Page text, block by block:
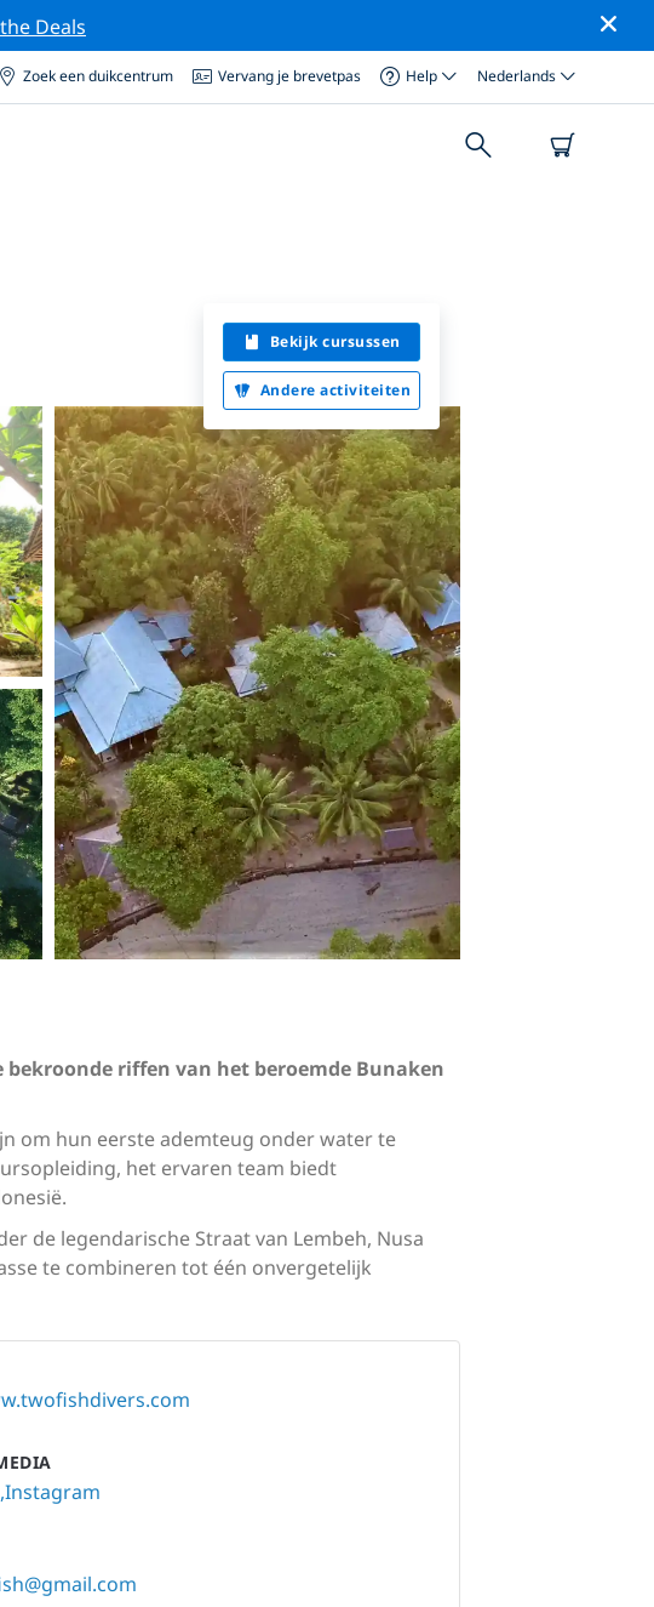
Deals
Zoek een duikcentrum Vervang je brevetpas Help Nederlands
Bekijk cursussen
Andere activiteiten
riffen van het beroemde Bunaken
om hun eerste ademteug onder water te
het ervaren team biedt
de legendarische Straat van Lembeh, Nusa
te combineren tot één onvergetelijk
Instagram